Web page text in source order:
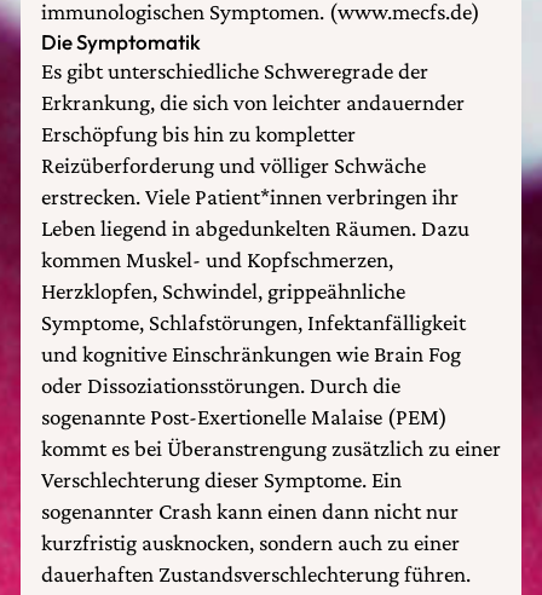
immunologischen Symptomen. (www.mecfs.de)
Die Symptomatik
Es gibt unterschiedliche Schweregrade der
Erkrankung, die sich von leichter andauernder
Erschöpfung bis hin zu kompletter
Reizüberforderung und völliger Schwäche
erstrecken. Viele Patient*innen verbringen ihr
Leben liegend in abgedunkelten Räumen. Dazu
kommen Muskel- und Kopfschmerzen,
Herzklopfen, Schwindel, grippeähnliche
Symptome, Schlafstörungen, Infektanfälligkeit
und kognitive Einschränkungen wie Brain Fog
oder Dissoziationsstörungen. Durch die
sogenannte Post-Exertionelle Malaise (PEM)
kommt es bei Überanstrengung zusätzlich zu einer
Verschlechterung dieser Symptome. Ein
sogenannter Crash kann einen dann nicht nur
kurzfristig ausknocken, sondern auch zu einer
dauerhaften Zustandsverschlechterung führen.